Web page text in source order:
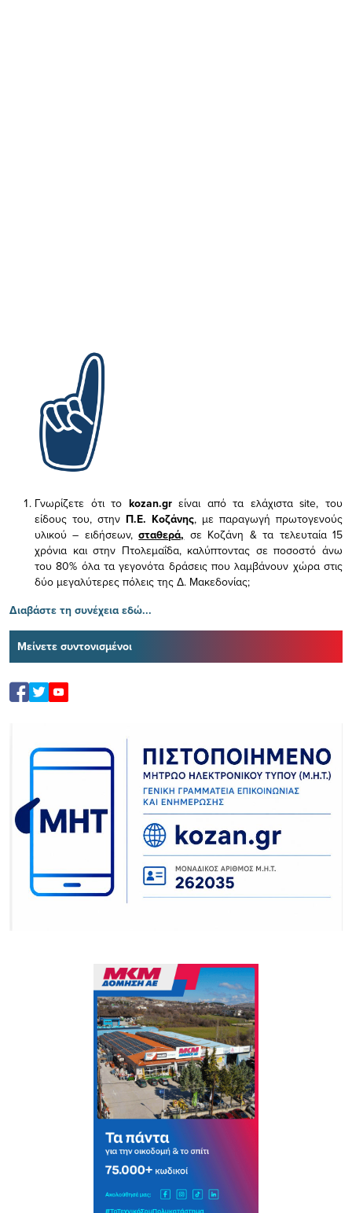
Γνωρίζετε ότι το kozan.gr είναι από τα ελάχισταsite, του
είδους του, στην Π.Ε. Κοζάνης, με παραγωγή πρωτογενούς
υλικού – ειδήσεων,σταθερά, σε Κοζάνη & τα τελευταία 15
χρόνια και στην Πτολεμαΐδα, καλύπτοντας σε ποσοστό άνω
του 80% όλα τα γεγονότα δράσεις που λαμβάνουν χώρα στις
δύο μεγαλύτερες πόλεις της Δ. Μακεδονίας;
Διαβάστε τη συνέχεια εδώ...
Μείνετε συντονισμένοι